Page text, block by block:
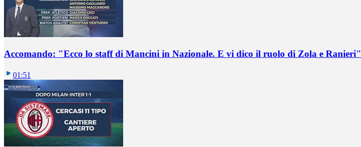
Accomando: "Ecco lo staff di Mancini in Nazionale. E vi dico il ruolo di Zola e Ranieri"
01:51